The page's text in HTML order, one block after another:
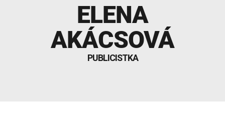
Žiadanky a tlačivá
ELENA
AKÁCSOVÁ
PUBLICISTKA